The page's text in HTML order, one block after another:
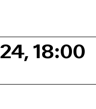
18:00